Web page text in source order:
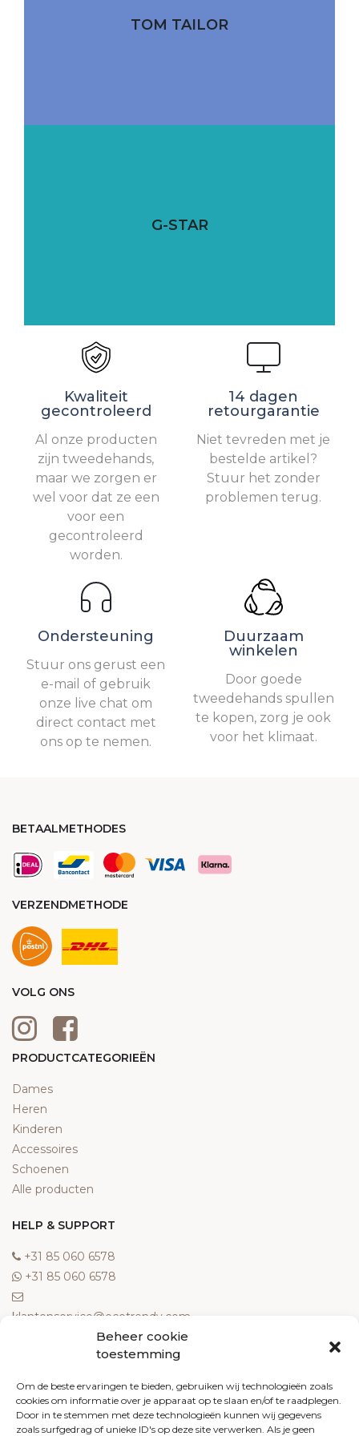
Beheer cookie
toestemming
Om de beste ervaringen te bieden, gebruiken wij technologieën zoals
cookies om informatie over je apparaat op te slaan en/of te raadplegen.
Door in te stemmen met deze technologieën kunnen wij gegevens
zoals surfgedrag of unieke ID's op deze site verwerken. Als je geen
TOM TAILOR
G-STAR
Kwaliteit
gecontroleerd
Al onze producten
zijn tweedehands,
maar we zorgen er
wel voor dat ze een
voor een
gecontroleerd
worden.
14 dagen
retourgarantie
Niet tevreden met je
bestelde artikel?
Stuur het zonder
problemen terug.
Ondersteuning
Stuur ons gerust een
e-mail of gebruik
onze live chat om
direct contact met
ons op te nemen.
Duurzaam
winkelen
Door goede
tweedehands spullen
te kopen, zorg je ook
voor het klimaat.
BETAALMETHODES
VERZENDMETHODE
VOLG ONS
PRODUCTCATEGORIEËN
Dames
Heren
Kinderen
Accessoires
Schoenen
Alle producten
HELP & SUPPORT
‎+31 85 060 6578
‎+31 85 060 6578
klantenservice@ecotrendy.com
Meest gestelde vragen
Contact
Algemene voorwaarden